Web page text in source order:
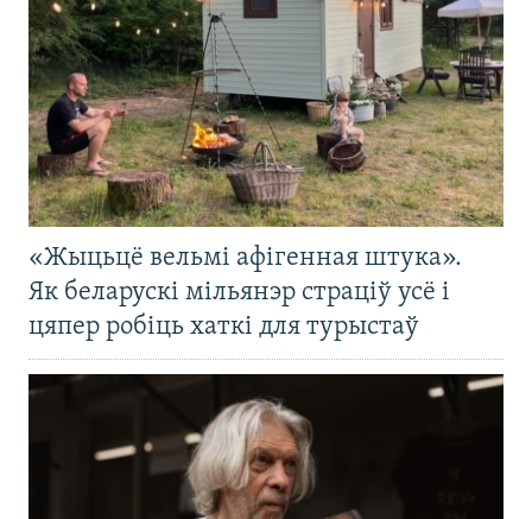
«Жыцьцё вельмі афігенная штука».
Як беларускі мільянэр страціў усё і
цяпер робіць хаткі для турыстаў